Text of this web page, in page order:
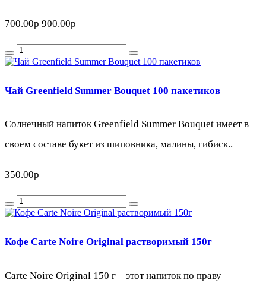
700.00р 900.00р
Чай Greenfield Summer Bouquet 100 пакетиков
Солнечный напиток Greenfield Summer Bouquet имеет в
своем составе букет из шиповника, малины, гибиск..
350.00р
Кофе Carte Noire Original растворимый 150г
Carte Noire Original 150 г – этот напиток по праву